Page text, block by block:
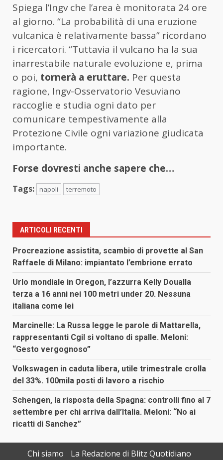
Spiega l’Ingv che l’area è monitorata 24 ore
al giorno. “La probabilità di una eruzione
vulcanica è relativamente bassa” ricordano
i ricercatori. “Tuttavia il vulcano ha la sua
inarrestabile naturale evoluzione e, prima
o poi, tornerà a eruttare. Per questa
ragione, Ingv-Osservatorio Vesuviano
raccoglie e studia ogni dato per
comunicare tempestivamente alla
Protezione Civile ogni variazione giudicata
importante.
Forse dovresti anche sapere che…
Tags: napoli terremoto
ARTICOLI RECENTI
Procreazione assistita, scambio di provette al San
Raffaele di Milano: impiantato l’embrione errato
Urlo mondiale in Oregon, l’azzurra Kelly Doualla
terza a 16 anni nei 100 metri under 20. Nessuna
italiana come lei
Marcinelle: La Russa legge le parole di Mattarella,
rappresentanti Cgil si voltano di spalle. Meloni:
“Gesto vergognoso”
Volkswagen in caduta libera, utile trimestrale crolla
del 33%. 100mila posti di lavoro a rischio
Schengen, la risposta della Spagna: controlli fino al 7
settembre per chi arriva dall’Italia. Meloni: “No ai
ricatti di Sanchez”
Chi siamo
La Redazione di Blitz Quotidiano